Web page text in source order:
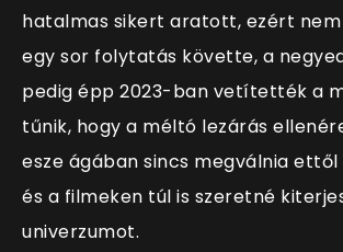
hatalmas sikert aratott, ezért
egy sor folytatás követte, a
pedig épp 2023-ban vetítették a
tűnik, hogy a méltó lezárás
esze ágában sincs megválnia
és a filmeken túl is szeretné
univerzumot.